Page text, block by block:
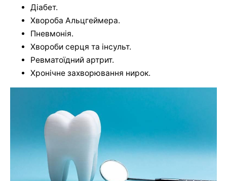
Діабет.
Хвороба Альцгеймера.
Пневмонія.
Хвороби серця та інсульт.
Ревматоїдний артрит.
Хронічне захворювання нирок.